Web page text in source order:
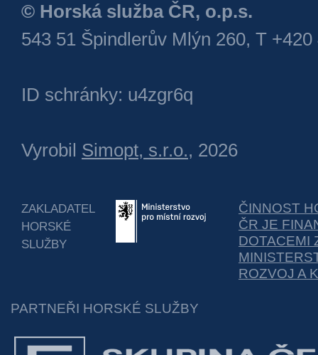
© Horská služba ČR, o.p.s.
543 51 Špindlerův Mlýn 260, T +420
ID schránky: u4zgr6q
Vyrobil Simopt, s.r.o., 2026
ZAKLADATEL
HORSKÉ
SLUŽBY
ČINNOST
ČR JE
DOTACEMI
ROZVOJ A
PARTNEŘI HORSKÉ SLUŽBY